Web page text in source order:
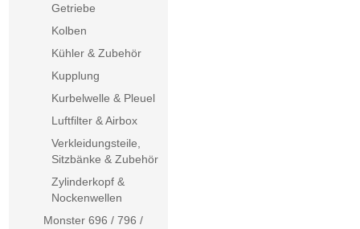
Getriebe
Kolben
Kühler & Zubehör
Kupplung
Kurbelwelle & Pleuel
Luftfilter & Airbox
Verkleidungsteile,
Sitzbänke & Zubehör
Zylinderkopf &
Nockenwellen
Monster 696 / 796 /